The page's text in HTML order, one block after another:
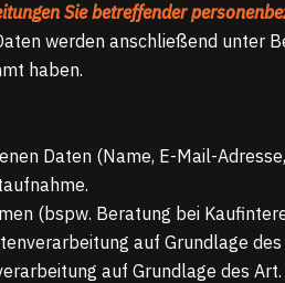
Sie betreffender
werden anschließend unter
haben.
Daten (Name, E-Mail-
(bspw. Beratung bei
auf Grundlage des
auf Grundlage des